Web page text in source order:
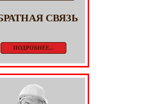
СВЯЗЬ
ПОДРОБНЕЕ...